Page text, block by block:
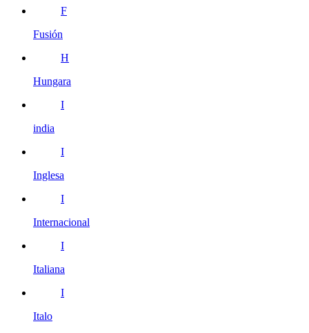
F
Fusión
H
Hungara
I
india
I
Inglesa
I
Internacional
I
Italiana
I
Italo